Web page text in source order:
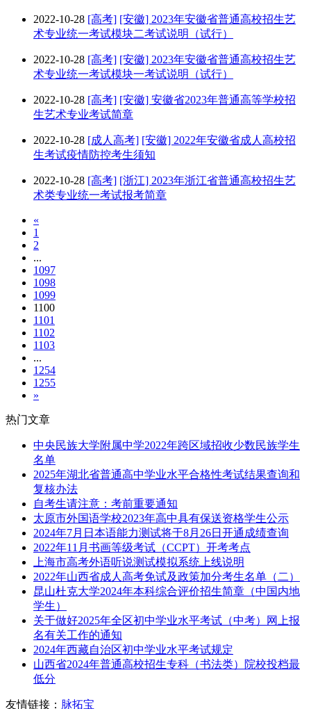
2022-10-28 [高考] [安徽] 2023年安徽省普通高校招生艺
术专业统一考试模块二考试说明（试行）
2022-10-28 [高考] [安徽] 2023年安徽省普通高校招生艺
术专业统一考试模块一考试说明（试行）
2022-10-28 [高考] [安徽] 安徽省2023年普通高等学校招
生艺术专业考试简章
2022-10-28 [成人高考] [安徽] 2022年安徽省成人高校招
生考试疫情防控考生须知
2022-10-28 [高考] [浙江] 2023年浙江省普通高校招生艺
术类专业统一考试报考简章
«
1
2
...
1097
1098
1099
1100
1101
1102
1103
...
1254
1255
»
热门文章
中央民族大学附属中学2022年跨区域招收少数民族学生
名单
2025年湖北省普通高中学业水平合格性考试结果查询和
复核办法
自考生请注意：考前重要通知
太原市外国语学校2023年高中具有保送资格学生公示
2024年7月日本语能力测试将于8月26日开通成绩查询
2022年11月书画等级考试（CCPT）开考考点
上海市高考外语听说测试模拟系统上线说明
2022年山西省成人高考免试及政策加分考生名单（二）
昆山杜克大学2024年本科综合评价招生简章（中国内地
学生）
关于做好2025年全区初中学业水平考试（中考）网上报
名有关工作的通知
2024年西藏自治区初中学业水平考试规定
山西省2024年普通高校招生专科（书法类）院校投档最
低分
友情链接： 脉拓宝